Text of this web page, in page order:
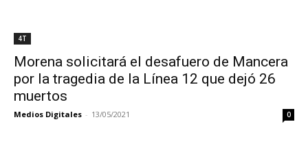
4T
Morena solicitará el desafuero de Mancera
por la tragedia de la Línea 12 que dejó 26
muertos
Medios Digitales - 13/05/2021 0